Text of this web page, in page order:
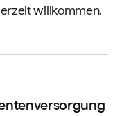
willkommen.